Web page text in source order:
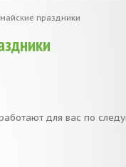
праздники
для вас по